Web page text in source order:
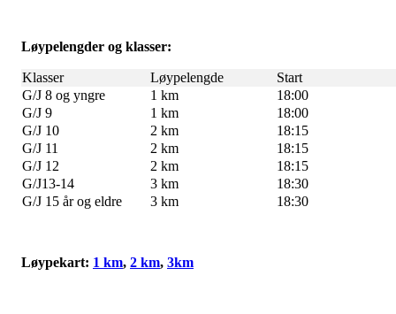
Løypelengder og klasser:
Klasser Løypelengde
Start
G/J 8 og yngre
1 km
18:00
G/J 9
1 km
18:00
G/J 10
2 km
18:15
G/J 11
2 km
18:15
G/J 12
2 km
18:15
G/J13-14
3 km
18:30
G/J 15 år og eldre
3 km 18:30
Løypekart: 1 km, 2 km, 3km